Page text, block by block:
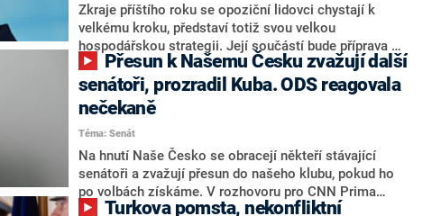
Zkraje příštího roku se opoziční lidovci chystají k
velkému kroku, představí totiž svou velkou
hospodářskou strategii. Její součástí bude příprava na
stárnutí populace, řekl ve středu na setkání s novináři
nový předseda lidovců Jan Grolich. Ten zároveň v
senátních volbách kandiduje ve Vyškově. Popsal i
aktivitu opozice, o níž vládní strany nebo političtí
komentátoři mluví jako o slabé a v defenzivě. „Je to
úmorná práce upozorňovat na chyby vlády. Ministři s
námi navíc nechodí do debat. Chceme ale ukazovat
svoje témata,“ odpověděl Grolich na dotaz CNN Prima
NEWS.
senátoři, prozradil Kuba. ODS reagovala
nečekaně
Téma: Senát
Na hnutí Naše Česko se obracejí někteří stávající
senátoři a zvažují přesun do našeho klubu, pokud ho
po volbách získáme. V rozhovoru pro CNN Prima
NEWS to řekl zakladatel hnutí a jihočeský hejtman